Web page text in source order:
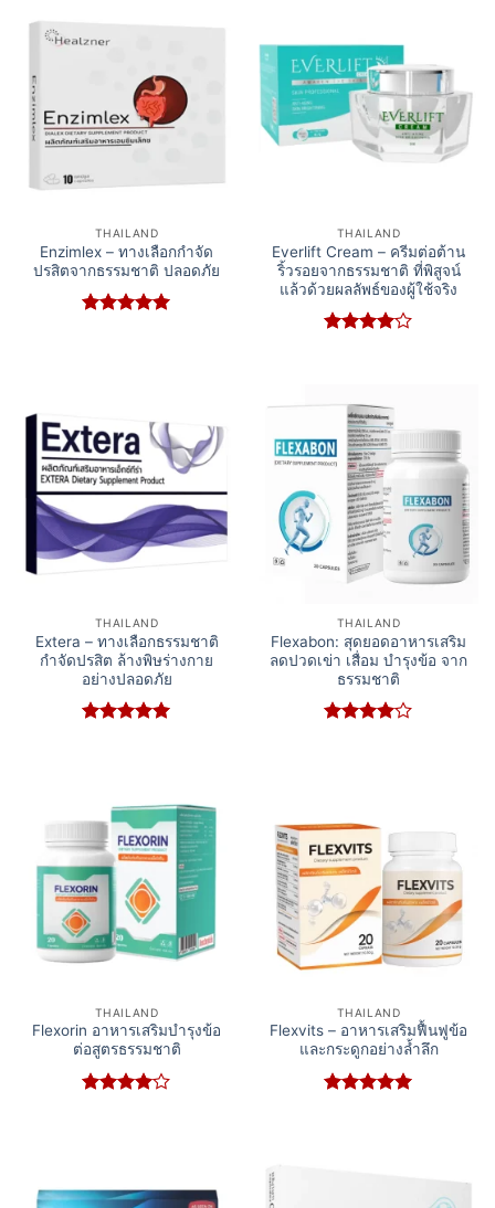
THAILAND
Enzimlex – ทางเลือกกำจัด
ปรสิตจากธรรมชาติ ปลอดภัย
THAILAND
Everlift Cream – ครีมต่อต้าน
ริ้วรอยจากธรรมชาติ ที่พิสูจน์
แล้วด้วยผลลัพธ์ของผู้ใช้จริง
THAILAND
Extera – ทางเลือกธรรมชาติ
กำจัดปรสิต ล้างพิษร่างกาย
อย่างปลอดภัย
THAILAND
Flexabon: สุดยอดอาหารเสริม
ลดปวดเข่า เสื่อม บำรุงข้อ จาก
ธรรมชาติ
THAILAND
Flexorin อาหารเสริมบำรุงข้อ
ต่อสูตรธรรมชาติ
THAILAND
Flexvits – อาหารเสริมฟื้นฟูข้อ
และกระดูกอย่างล้ำลึก